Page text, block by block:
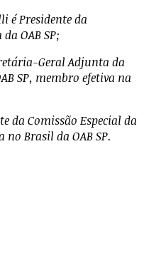
é Presidente da
OAB SP;
Geral Adjunta da
SP, membro efetiva na
da Comissão Especial da
no Brasil da OAB SP.